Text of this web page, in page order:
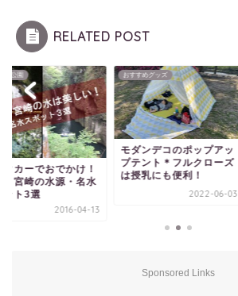
RELATED POST
・公園
タカーでおでかけ！
～宮崎の水源・名水
ット3選
2016-04-13
おすすめグッズ
モダンデコのポップアッ
プテント＊フルクローズ
は授乳にも便利！
2022-06-03
Sponsored Links